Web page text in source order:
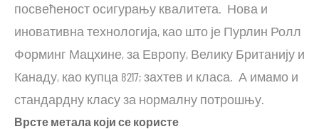
посвећеност осигурању квалитета. Нова и
иновативна технологија, као што је Пурлин Ролл
Форминг Мацхине, за Европу, Велику Британију и
Канаду, као купца 8217; захтев и класа. А имамо и
стандардну класу за нормалну потрошњу.
Врсте метала који се користе